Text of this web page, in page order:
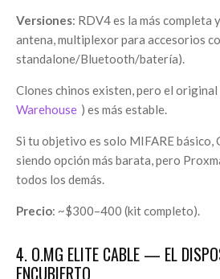
Versiones: RDV4 es la más completa
antena, multiplexor para accesorios
standalone/Bluetooth/batería).
Clones chinos existen, pero el original
Warehouse ) es más estable.
Si tu objetivo es solo MIFARE básico,
siendo opción más barata, pero
todos los demás.
Precio: ~$300–400 (kit completo).
4. O.MG ELITE CABLE — EL
ENCUBIERTO